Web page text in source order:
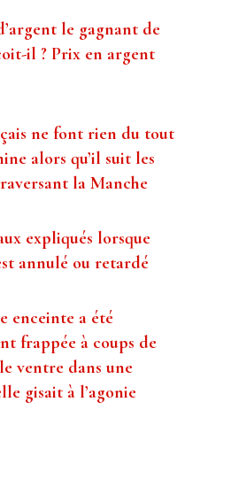
le gagnant de
il ? Prix ​​en argent
ne font rien du tout
alors qu’il suit les
la Manche
expliqués lorsque
annulé ou retardé
enceinte a été
frappée à coups de
ventre dans une
gisait à l’agonie